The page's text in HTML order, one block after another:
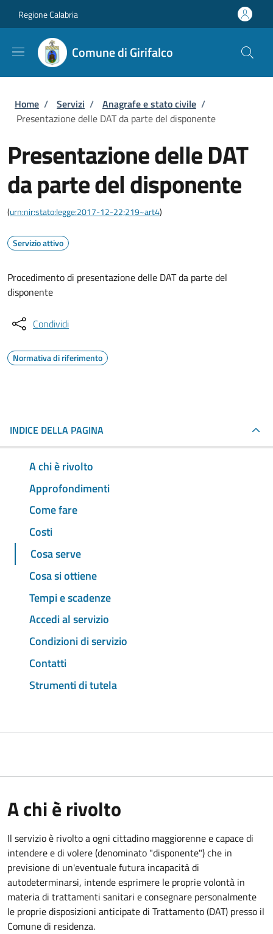
Regione Calabria
Comune di Girifalco
Briciole di pane
Home / Servizi / Anagrafe e stato civile /
Presentazione delle DAT da parte del disponente
Presentazione delle DAT
da parte del disponente
(urn:nir:stato:legge:2017-12-22;219~art4)
Servizio attivo
Procedimento di presentazione delle DAT da parte del
disponente
Condividi
Normativa di riferimento
INDICE DELLA PAGINA
A chi è rivolto
Approfondimenti
Come fare
Costi
Cosa serve
Cosa si ottiene
Tempi e scadenze
Accedi al servizio
Condizioni di servizio
Contatti
Strumenti di tutela
A chi è rivolto
Il servizio è rivolto a ogni cittadino maggiorenne e capace di
intendere e di volere (denominato "disponente") che in
previsione di un'eventuale futura incapacità di
autodeterminarsi, intende esprimere le proprie volontà in
materia di trattamenti sanitari e consegnare personalmente
le proprie disposizioni anticipate di Trattamento (DAT) presso il
Comune di residenza.